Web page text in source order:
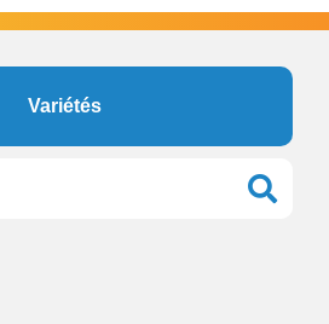
Variétés